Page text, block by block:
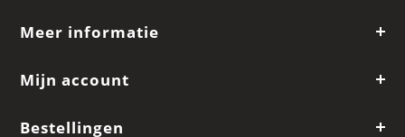
Meer informatie
Mijn account
Bestellingen